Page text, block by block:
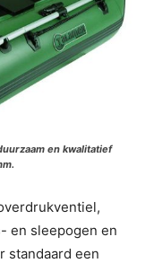
en kwalitatief
en sleepogen en
standaard een